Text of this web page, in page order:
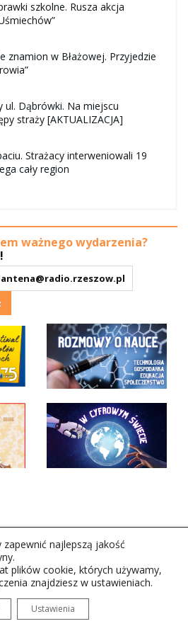
szkolne. Rusza akcja
znamion w Błażowej. Przyjedzie
ul. Dąbrówki. Na miejscu
straży [AKTUALIZACJA]
Strażacy interweniowali 19
cały region
ważnego wydarzenia?
antena@radio.rzeszow.pl
Rzeszów S.A. w likwidacj.
najlepszą jakość
plików cookie, których używamy,
znajdziesz w ustawieniach.
Ustawienia